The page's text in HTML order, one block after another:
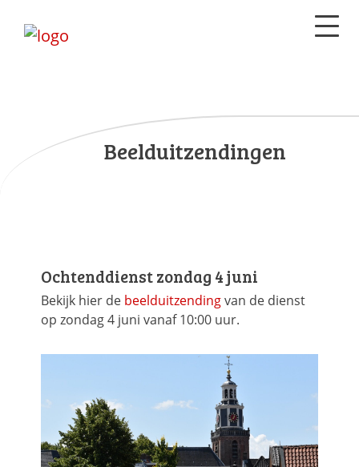
Beelduitzendingen
Ochtenddienst zondag 4 juni
Bekijk hier de beelduitzendingvan de dienst
op zondag 4 juni vanaf 10:00 uur.